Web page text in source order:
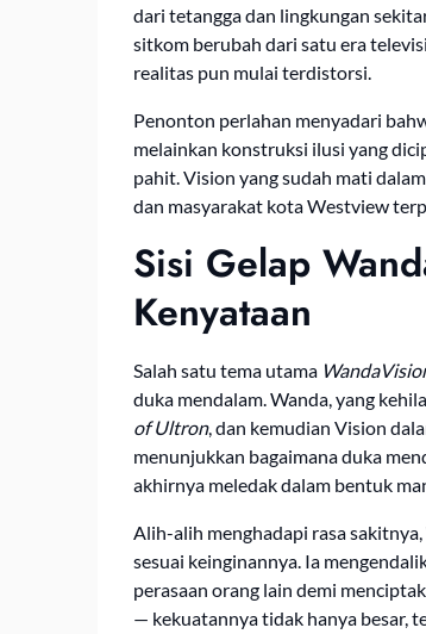
dari tetangga dan lingkungan
sitkom berubah dari satu era
realitas pun mulai terdistorsi.
Penonton perlahan menyadari
melainkan konstruksi ilusi yang
pahit. Vision yang sudah mati dalam
dan masyarakat kota Westview
Sisi Gelap
Kenyataan
Salah satu tema utama
duka mendalam. Wanda, yang
of Ultron, dan kemudian Vision
menunjukkan bagaimana duka
akhirnya meledak dalam bentuk
Alih-alih menghadapi rasa
sesuai keinginannya. Ia
perasaan orang lain demi
— kekuatannya tidak hanya besar,